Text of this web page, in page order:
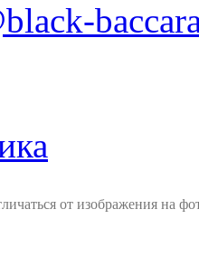
от изображения на